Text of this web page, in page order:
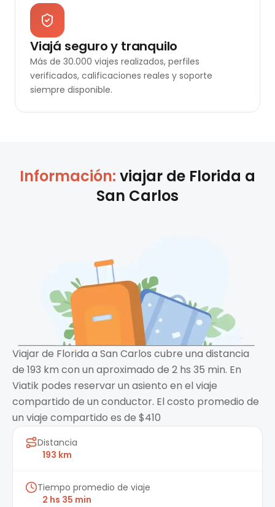
Viajá seguro y tranquilo
Más de 30.000 viajes realizados, perfiles
verificados, calificaciones reales y soporte
siempre disponible.
Información: viajar de Florida a
San Carlos
Viajar de Florida a San Carlos cubre una distancia
de 193 km con un aproximado de 2 hs 35 min. En
Viatik podes reservar un asiento en el viaje
compartido de un conductor. El costo promedio de
un viaje compartido es de $410
Distancia
193 km
Tiempo promedio de viaje
2 hs 35 min